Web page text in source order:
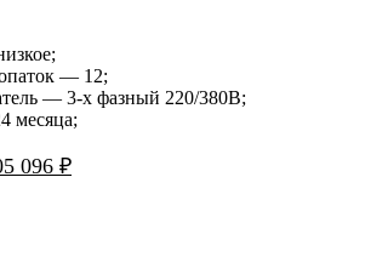
— 12;
— 3-х фазный 220/380В;
месяца;
096 ₽Текущая